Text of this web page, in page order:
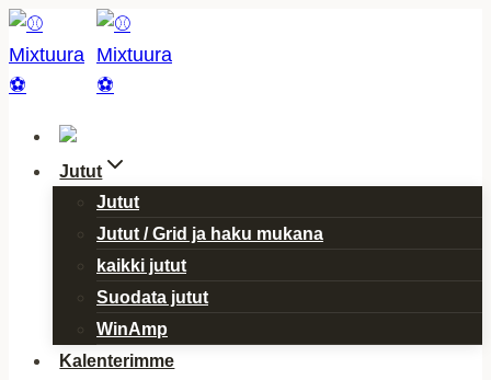
Siirry
sisältöön
Jutut
Jutut
Jutut / Grid ja haku mukana
kaikki jutut
Suodata jutut
WinAmp
Kalenterimme